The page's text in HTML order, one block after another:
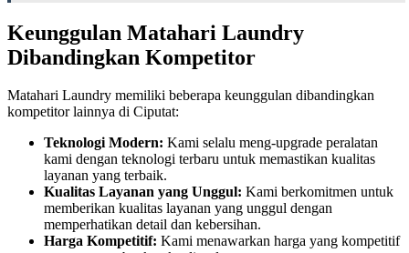
Keunggulan Matahari Laundry
Dibandingkan Kompetitor
Matahari Laundry memiliki beberapa keunggulan dibandingkan
kompetitor lainnya di Ciputat:
Teknologi Modern: Kami selalu meng-upgrade peralatan
kami dengan teknologi terbaru untuk memastikan kualitas
layanan yang terbaik.
Kualitas Layanan yang Unggul: Kami berkomitmen untuk
memberikan kualitas layanan yang unggul dengan
memperhatikan detail dan kebersihan.
Harga Kompetitif: Kami menawarkan harga yang kompetitif